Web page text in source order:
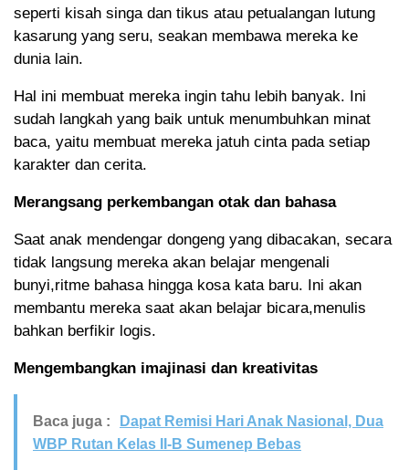
seperti kisah singa dan tikus atau petualangan lutung
kasarung yang seru, seakan membawa mereka ke
dunia lain.
Hal ini membuat mereka ingin tahu lebih banyak. Ini
sudah langkah yang baik untuk menumbuhkan minat
baca, yaitu membuat mereka jatuh cinta pada setiap
karakter dan cerita.
Merangsang perkembangan otak dan bahasa
Saat anak mendengar dongeng yang dibacakan, secara
tidak langsung mereka akan belajar mengenali
bunyi,ritme bahasa hingga kosa kata baru. Ini akan
membantu mereka saat akan belajar bicara,menulis
bahkan berfikir logis.
Mengembangkan imajinasi dan kreativitas
Baca juga :
Dapat Remisi Hari Anak Nasional, Dua
WBP Rutan Kelas II-B Sumenep Bebas